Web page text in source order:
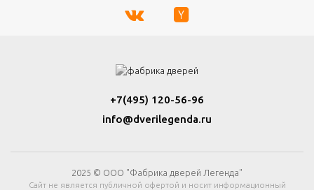
+7(495) 120-56-96
info@dverilegenda.ru
2025 © ООО "Фабрика дверей Легенда"
Сайт не является публичной офертой и носит информационный